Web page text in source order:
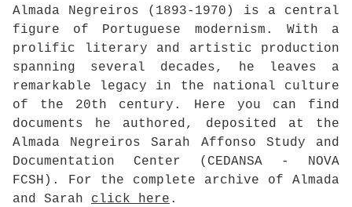
Almada Negreiros (1893-1970) is a central
figure of Portuguese modernism. With a
prolific literary and artistic production
spanning several decades, he leaves a
remarkable legacy in the national culture
of the 20th century. Here you can find
documents he authored, deposited at the
Almada Negreiros Sarah Affonso Study and
Documentation Center (CEDANSA - NOVA
FCSH). For the complete archive of Almada
and Sarah click here .